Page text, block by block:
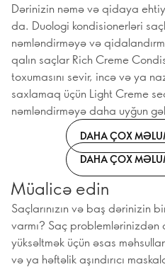
Dərinizin nəmə və qidaya
da. Duologi kondisionerləri
nəmləndirməyə və
qalın saçlar Rich Creme
toxumasını sevir, incə və ya
saxlamaq üçün Light Creme
nəmləndirməyə daha uyğun
DAHA ÇOX
DAHA ÇOX
Müalicə edin
Saçlarınızın və baş dərinizin
varmı? Saç problemlərinizdən
yüksəltmək üçün əsas
və ya həftəlik aşındırıcı